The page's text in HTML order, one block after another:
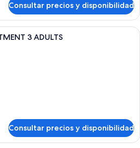
Consultar precios y disponibilidad
Cortinas opacas, wifi gratis, ropa de
3 ADULTS
Consultar precios y disponibilidad